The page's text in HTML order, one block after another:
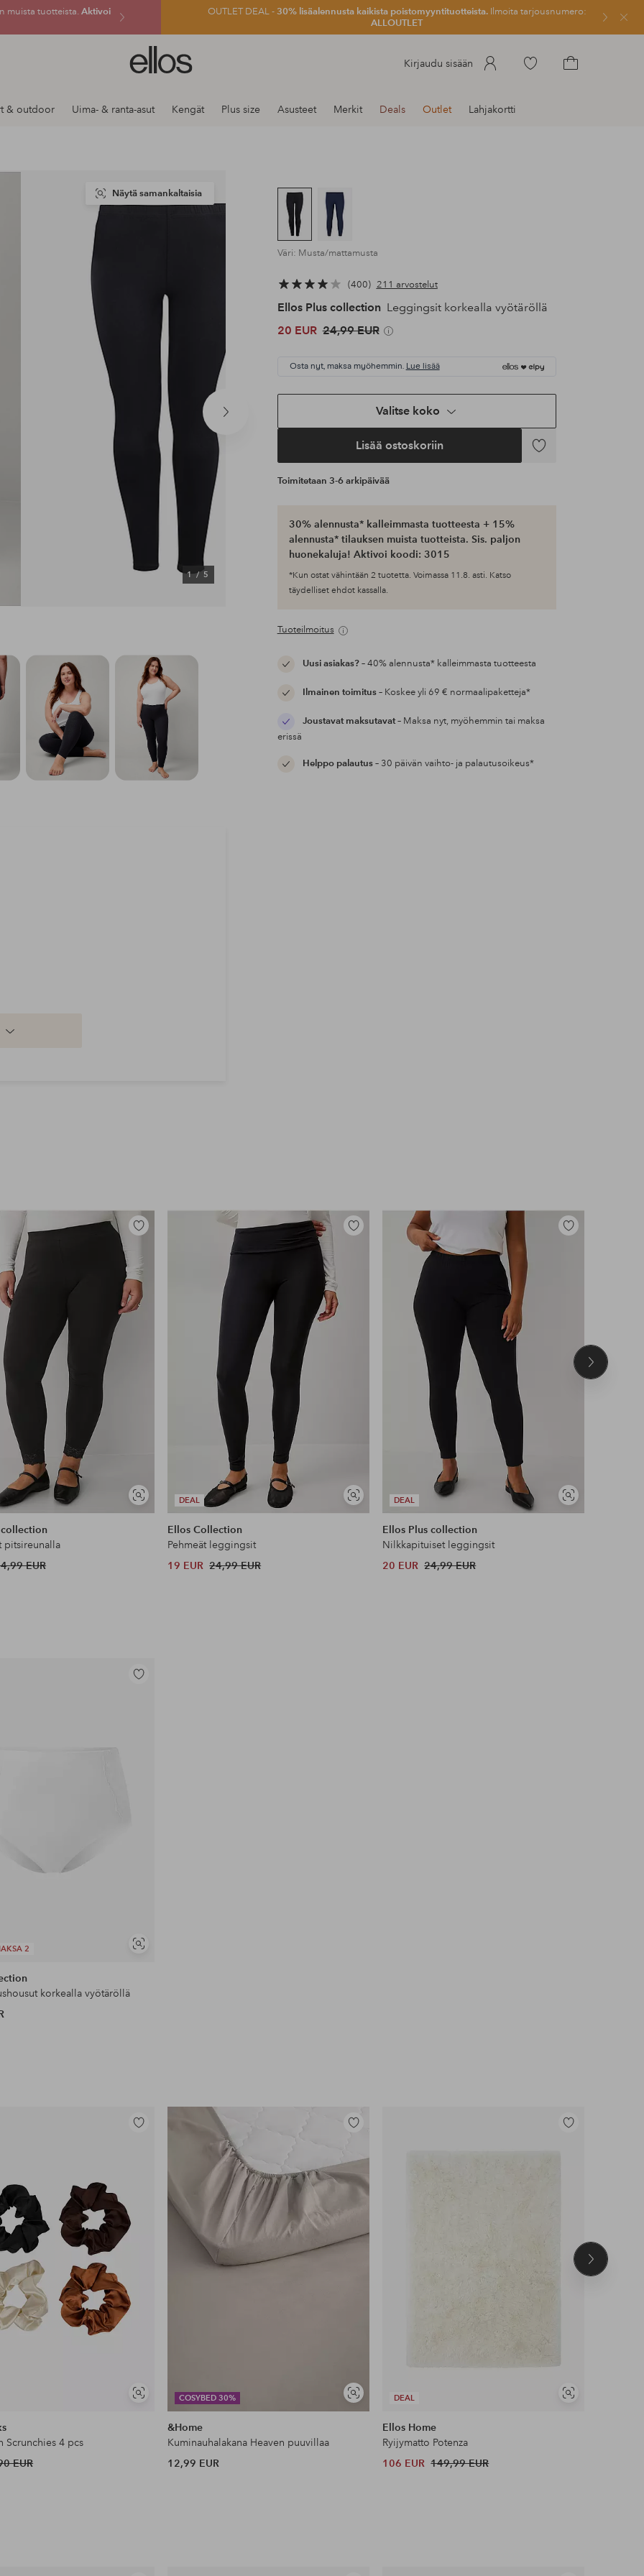
muista tuotteista. Aktivoi
OUTLET DEAL -30% lisäalennusta kaikista poistomyyntituotteista.Ilmoita tarjousnumero:
ALLOUTLET
Sulje
Ellos-
logo
siirry
Kirjaudu sisään
Siirry
& outdoor Uima- & ranta-asut Kengät Plus size Asusteet Merkit Deals Outlet Lahjakortti
Seuraava
1/5
Näytä samankaltaisia
Väri: Musta/mattamusta
400 211 arvostelut
Ellos Plus collection Leggingsit korkealla vyötäröllä
20 EUR 24,99 EUR
Osta nyt, maksa myöhemmin. Lue lisää
Valitse koko
Lisää ostoskoriin
Lisää
Toimitetaan 3-6 arkipäivää
30% alennusta* kalleimmasta tuotteesta + 15%
alennusta* tilauksen muista tuotteista. Sis. paljon
huonekaluja! Aktivoi koodi: 3015
*Kun ostat vähintään 2 tuotetta. Voimassa 11.8. asti. Katso
täydelliset ehdot kassalla.
Tuoteilmoitus
Uusi asiakas?– 40% alennusta* kalleimmasta tuotteesta
Ilmainen toimitus– Koskee yli 69 € normaalipaketteja*
Joustavat maksutavat– Maksa nyt, myöhemmin tai maksa
erissä
Helppo palautus– 30 päivän vaihto- ja palautusoikeus*
Näytä
samankaltaisia
Lisää
collection
pitsireunalla
EUR
DEAL
Näytä
samankaltaisia
Lisää
Ellos Collection
Pehmeät leggingsit
19 EUR 24,99 EUR
DEAL
Näytä
samankaltaisia
Lisää
Ellos Plus collection
Nilkkapituiset leggingsit
20 EUR 24,99 EUR
Seuraava
2
Näytä
Lisää
korkealla vyötäröllä
Näytä
samankaltaisia
Lisää
Scrunchies 4 pcs
EUR
COSYBED 30%
Näytä
samankaltaisia
Lisää
&Home
Kuminauhalakana Heaven puuvillaa
12,99 EUR
DEAL
Näytä
Lisää
Ellos Home
Ryijymatto Potenza
106 EUR 149,99 EUR
Seuraava